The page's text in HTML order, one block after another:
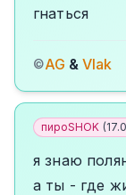
гнаться
©AG & Vlak
пироSHOK (
я знаю
а ты - где